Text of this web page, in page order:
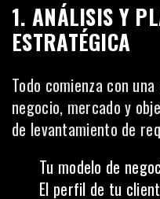
1. ANÁLISIS Y
ESTRATÉGICA
Todo comienza con
negocio, mercado y
de levantamiento de
Tu modelo de
El perfil de tu